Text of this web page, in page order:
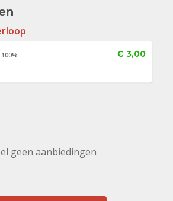
100% € 3,00
geen aanbiedingen